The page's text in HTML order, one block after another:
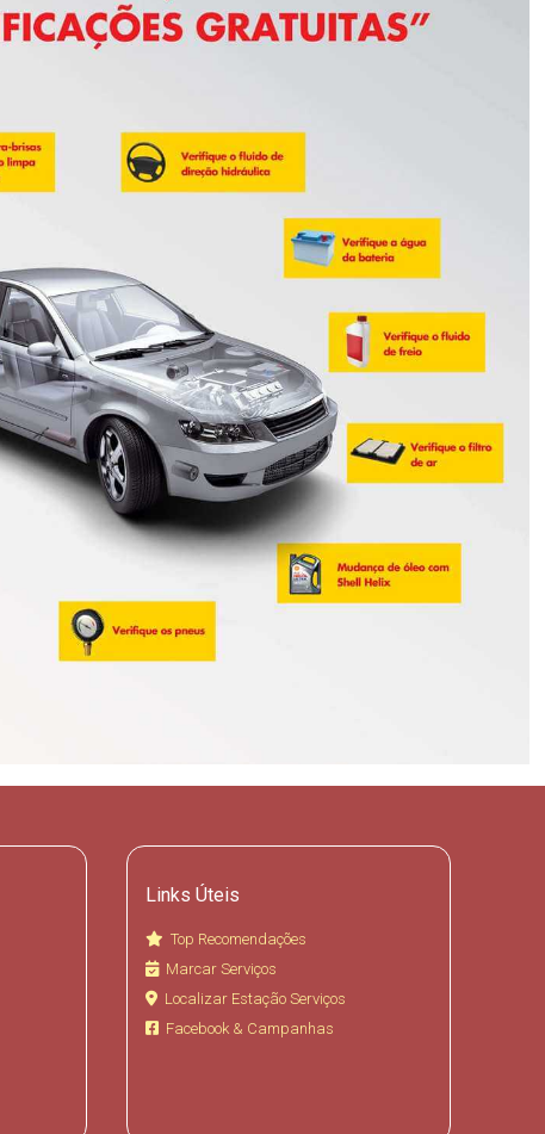
Links Úteis
Top Recomendações
Marcar Serviços
Localizar Estação Serviços
Facebook & Campanhas